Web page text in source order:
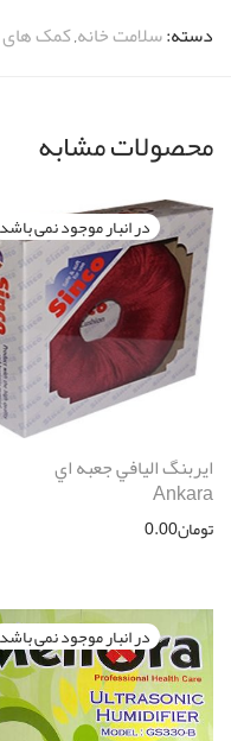
دسته:سلامت خانه,کمک
محصولات مشابه
ايربنگ اليافي جعبه اي
Ankara
تومان0.00